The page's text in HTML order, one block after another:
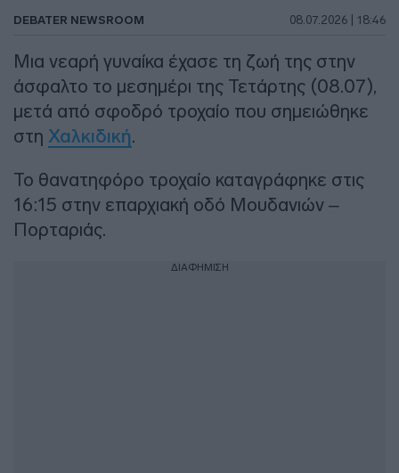
DEBATER NEWSROOM 08.07.2026 | 18:46
Μια νεαρή γυναίκα έχασε τη ζωή της στην
άσφαλτο το μεσημέρι της Τετάρτης (08.07),
μετά από σφοδρό τροχαίο που σημειώθηκε
στη Χαλκιδική.
Το θανατηφόρο τροχαίο καταγράφηκε στις
16:15 στην επαρχιακή οδό Μουδανιών –
Πορταριάς.
ΔΙΑΦΗΜΙΣΗ